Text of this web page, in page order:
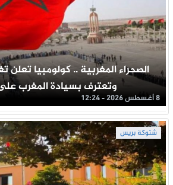
الصحراء المغربية .. كولومبيا تعلن
وتعترف بسيادة المغرب
8 أغسطس 2026 - 12:24
شتوكة بريس